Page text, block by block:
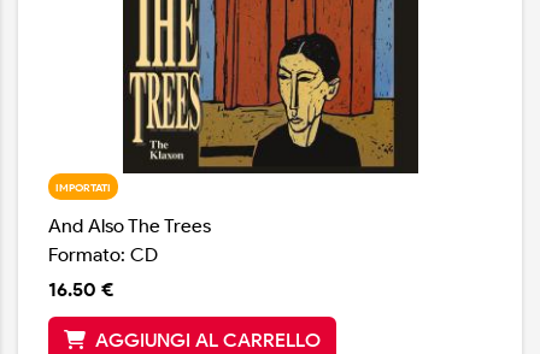
cantautorale che lo avvicina a cantautori come Randy
Newman piuttosto che ai fuochi d'artificio del suo
passato.
IMPORTATI
And Also The Trees
Formato: CD
16.50 €
AGGIUNGI AL CARRELLO